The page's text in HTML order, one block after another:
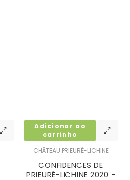
CHÂTEAU PRIEURÉ-LICHINE
CONFIDENCES DE
PRIEURÉ-LICHINE 2020 -
Adicionar ao
carrinho